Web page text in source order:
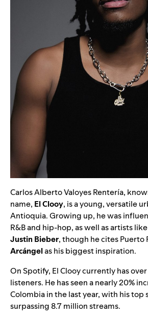
Carlos Alberto Valoyes Rentería,
name, El Clooy, is a young, versatile
Antioquia. Growing up, he was
R&B and hip-hop, as well as artists like
Justin Bieber, though he cites Puerto
Arcángelas his biggest inspiration.
On Spotify, El Clooy currently has
listeners. He has seen a nearly 20%
Colombia in the last year, with his top
surpassing 8.7 million streams.